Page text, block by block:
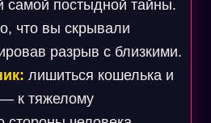
самой постыдной тайны.
что вы скрывали
разрыв с близкими.
лишиться кошелька и
к тяжелому